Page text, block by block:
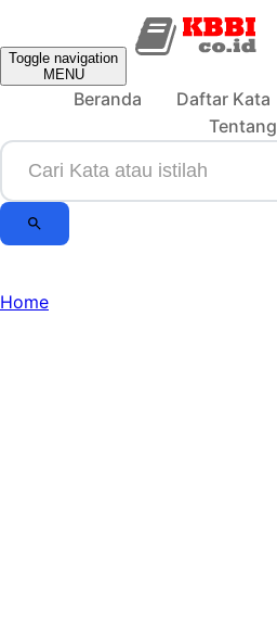
Toggle navigation
MENU
Beranda Daftar Kata
Tentang
Home